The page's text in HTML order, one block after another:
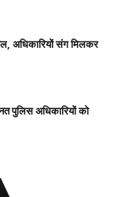
अधिकारियों संग मिलकर
पुलिस अधिकारियों को